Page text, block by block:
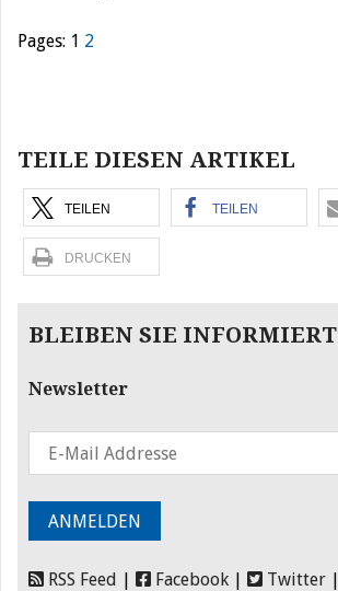
Pages: 1 2
TEILE DIESEN ARTIKEL
TEILEN TEILEN
DRUCKEN
BLEIBEN SIE INFORMIERT
Newsletter
RSS Feed Facebook Twitter